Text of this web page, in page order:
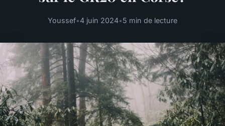
Youssef•4 juin 2024•5 min de lecture